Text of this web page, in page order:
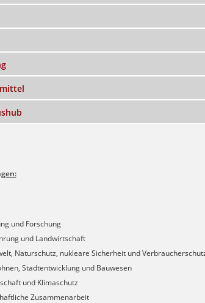
und Forschung
und Landwirtschaft
Naturschutz, nukleare Sicherheit und
Stadtentwicklung und Bauwesen
und Klimaschutz
Zusammenarbeit